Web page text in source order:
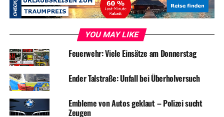
YOU MAY LIKE
Feuerwehr: Viele Einsätze am Donnerstag
Ender Talstraße: Unfall bei Überholversuch
Embleme von Autos geklaut – Polizei sucht
Zeugen